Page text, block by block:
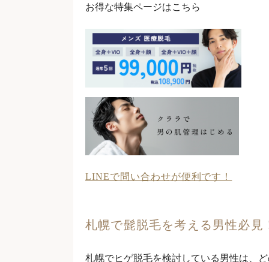
お得な特集ページはこちら
LINEで問い合わせが便利です！
札幌で髭脱毛を考える男性必
札幌でヒゲ脱毛を検討している男性は、